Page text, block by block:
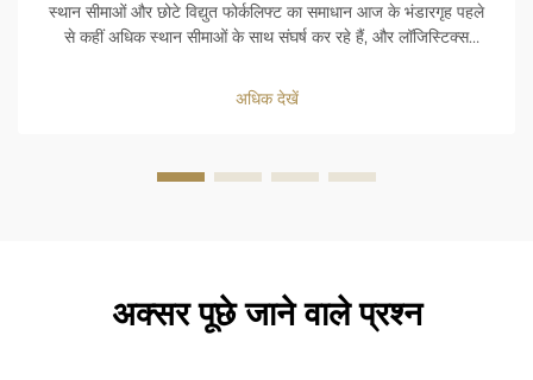
स्थान सीमाओं और छोटे विद्युत फोर्कलिफ्ट का समाधान आज के भंडारगृह पहले
से कहीं अधिक स्थान सीमाओं के साथ संघर्ष कर रहे हैं, और लॉजिस्टिक्स
शीर्ष चुनौतियों के रूप में पहचानते हैं...
अधिक देखें
अक्सर पूछे जाने वाले प्रश्न